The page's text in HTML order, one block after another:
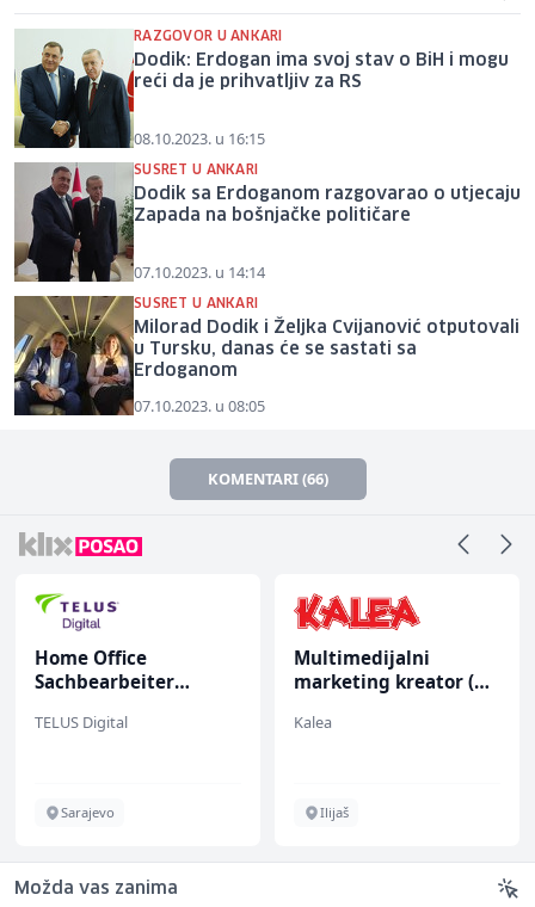
RAZGOVOR U ANKARI
Dodik: Erdogan ima svoj stav o BiH i mogu
reći da je prihvatljiv za RS
08.10.2023. u 16:15
SUSRET U ANKARI
Dodik sa Erdoganom razgovarao o utjecaju
Zapada na bošnjačke političare
07.10.2023. u 14:14
SUSRET U ANKARI
Milorad Dodik i Željka Cvijanović otputovali
u Tursku, danas će se sastati sa
Erdoganom
07.10.2023. u 08:05
KOMENTARI (66)
Home Office
Sachbearbeiter
bekannten deutschen
TELUS Digital
Sarajevo
Multimedijalni
marketing kreator (m/
Kalea
Ilijaš
Možda vas zanima